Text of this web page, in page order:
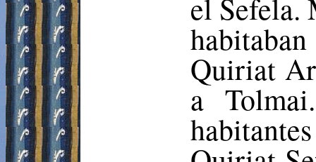
el Sefela.
Quiriat
a Tolmai